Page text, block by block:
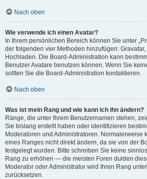
Nach oben
Wie verwende ich einen Avatar?
In Ihrem persönlichen Bereich können Sie unter
der folgenden vier Methoden hinzufügen:
Hochladen. Die Board-Administration kann
Benutzer Avatare benutzen können. Wenn Sie
sollten Sie die Board-Administration kontaktieren.
Nach oben
Was ist mein Rang und wie kann ich ihn ändern?
Ränge, die unter Ihrem Benutzernamen stehen,
Sie bislang erstellt haben oder identifizieren
Moderatoren und Administratoren. Normalerweise
eines Ranges nicht direkt ändern, da sie von der
festgelegt wurden. Bitte schreiben Sie keine
Rang zu erhöhen — die meisten Foren dulden
Moderator oder Administrator wird Ihren Rang
zurücksetzen.